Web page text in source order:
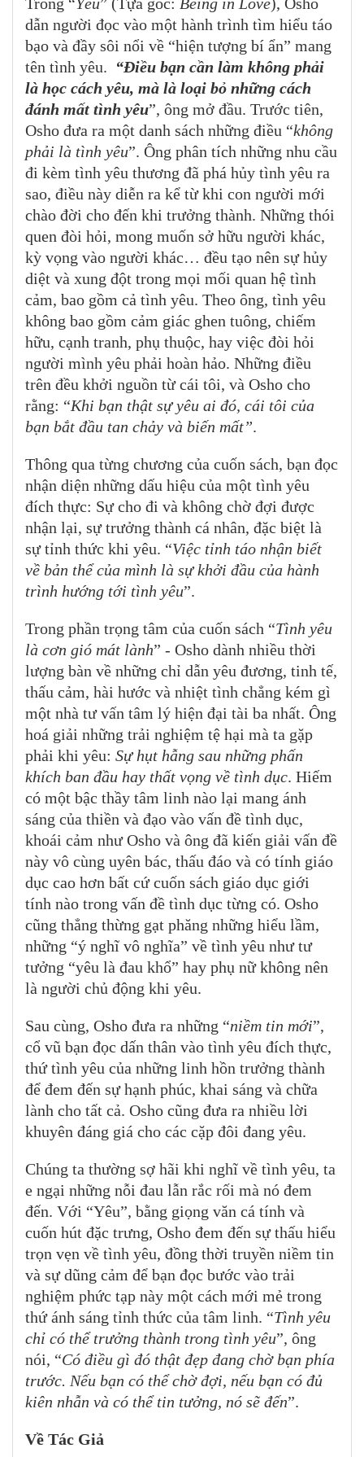
dẫn người đọc vào một hành trình tìm hiểu táo
bạo và đầy sôi nổi về “hiện tượng bí ẩn” mang
tên tình yêu. “Điều bạn cần làm không phải
là học cách yêu, mà là loại bỏ những cách
đánh mất tình yêu”, ông mở đầu. Trước tiên,
Osho đưa ra một danh sách những điều “không
phải là tình yêu”. Ông phân tích những nhu cầu
đi kèm tình yêu thương đã phá hủy tình yêu ra
sao, điều này diễn ra kể từ khi con người mới
chào đời cho đến khi trưởng thành. Những thói
quen đòi hỏi, mong muốn sở hữu người khác,
kỳ vọng vào người khác… đều tạo nên sự hủy
diệt và xung đột trong mọi mối quan hệ tình
cảm, bao gồm cả tình yêu. Theo ông, tình yêu
không bao gồm cảm giác ghen tuông, chiếm
hữu, cạnh tranh, phụ thuộc, hay việc đòi hỏi
người mình yêu phải hoàn hảo. Những điều
trên đều khởi nguồn từ cái tôi, và Osho cho
rằng: “Khi bạn thật sự yêu ai đó, cái tôi của
bạn bắt đầu tan chảy và biến mất”.
Thông qua từng chương của cuốn sách, bạn đọc
nhận diện những dấu hiệu của một tình yêu
đích thực: Sự cho đi và không chờ đợi được
nhận lại, sự trưởng thành cá nhân, đặc biệt là
sự tỉnh thức khi yêu. “Việc tỉnh táo nhận biết
về bản thể của mình là sự khởi đầu của hành
trình hướng tới tình yêu”.
Trong phần trọng tâm của cuốn sách “Tình yêu
là cơn gió mát lành” - Osho dành nhiều thời
lượng bàn về những chỉ dẫn yêu đương, tinh tế,
thấu cảm, hài hước và nhiệt tình chẳng kém gì
một nhà tư vấn tâm lý hiện đại tài ba nhất. Ông
hoá giải những trải nghiệm tệ hại mà ta gặp
phải khi yêu: Sự hụt hẫng sau những phấn
khích ban đầu hay thất vọng về tình dục. Hiếm
có một bậc thầy tâm linh nào lại mang ánh
sáng của thiền và đạo vào vấn đề tình dục,
khoái cảm như Osho và ông đã kiến giải vấn đề
này vô cùng uyên bác, thấu đáo và có tính giáo
dục cao hơn bất cứ cuốn sách giáo dục giới
tính nào trong vấn đề tình dục từng có. Osho
cũng thẳng thừng gạt phăng những hiểu lầm,
những “ý nghĩ vô nghĩa” về tình yêu như tư
tưởng “yêu là đau khổ” hay phụ nữ không nên
là người chủ động khi yêu.
Sau cùng, Osho đưa ra những “niềm tin mới”,
cổ vũ bạn đọc dấn thân vào tình yêu đích thực,
thứ tình yêu của những linh hồn trưởng thành
để đem đến sự hạnh phúc, khai sáng và chữa
lành cho tất cả. Osho cũng đưa ra nhiều lời
khuyên đáng giá cho các cặp đôi đang yêu.
Chúng ta thường sợ hãi khi nghĩ về tình yêu, ta
e ngại những nỗi đau lẫn rắc rối mà nó đem
đến. Với “Yêu”, bằng giọng văn cá tính và
cuốn hút đặc trưng, Osho đem đến sự thấu hiểu
trọn vẹn về tình yêu, đồng thời truyền niềm tin
và sự dũng cảm để bạn đọc bước vào trải
nghiệm phức tạp này một cách mới mẻ trong
thứ ánh sáng tỉnh thức của tâm linh. “Tình yêu
chỉ có thể trưởng thành trong tình yêu”, ông
nói, “Có điều gì đó thật đẹp đang chờ bạn phía
trước. Nếu bạn có thể chờ đợi, nếu bạn có đủ
kiên nhẫn và có thể tin tưởng, nó sẽ đến”.
Về Tác Giả